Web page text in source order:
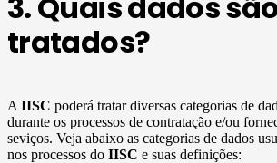
tratados?
A IISC poderá tratar diversas categorias de
durante os processos de contratação e/ou
seviços. Veja abaixo as categorias de dados
nos processos do IISC e suas definições: